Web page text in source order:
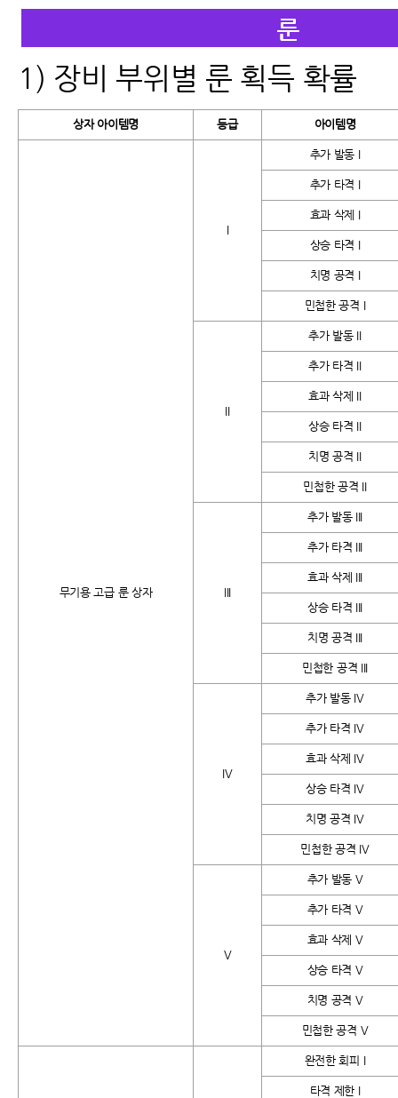
1) 장비 부위별 룬 획득 확률
상자 아이템명 등급 아이템명
무기용 고급 룬 상자
I
추가 발동 I
추가 타격 I
효과 삭제 I
상승 타격 I
치명 공격 I
민첩한 공격 I
II
추가 발동 II
추가 타격 II
효과 삭제 II
상승 타격 II
치명 공격 II
민첩한 공격 II
III
추가 발동 III
추가 타격 III
효과 삭제 III
상승 타격 III
치명 공격 III
민첩한 공격 III
IV
추가 발동 IV
추가 타격 IV
효과 삭제 IV
상승 타격 IV
치명 공격 IV
민첩한 공격 IV
V
추가 발동 V
추가 타격 V
효과 삭제 V
상승 타격 V
치명 공격 V
민첩한 공격 V
완전한 회피 I
타격 제한 I